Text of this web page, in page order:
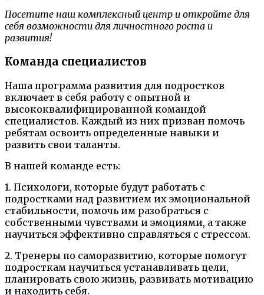
Посетите наш комплексный центр и откройте для
себя возможности для личностного роста и
развития!
Команда специалистов
Наша программа развития для подростков
включает в себя работу с опытной и
высококвалифицированной командой
специалистов. Каждый из них призван помочь
ребятам освоить определенные навыки и
развить свои таланты.
В нашей команде есть:
1. Психологи, которые будут работать с
подростками над развитием их эмоциональной
стабильности, помочь им разобраться с
собственными чувствами и эмоциями, а также
научиться эффективно справляться с стрессом.
2. Тренеры по саморазвитию, которые помогут
подросткам научиться устанавливать цели,
планировать свою жизнь, развивать мотивацию
и находить себя.